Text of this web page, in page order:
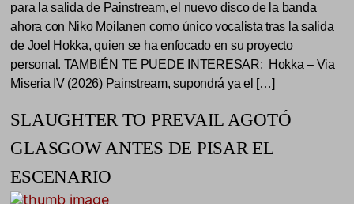
para la salida de Painstream, el nuevo disco de la banda
ahora con Niko Moilanen como único vocalista tras la salida
de Joel Hokka, quien se ha enfocado en su proyecto
personal. TAMBIÉN TE PUEDE INTERESAR: Hokka – Via
Miseria IV (2026) Painstream, supondrá ya el […]
SLAUGHTER TO PREVAIL AGOTÓ
GLASGOW ANTES DE PISAR EL
ESCENARIO